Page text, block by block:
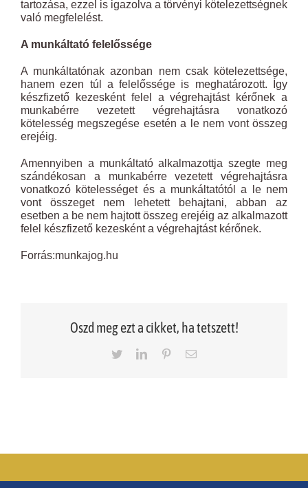
tartozása, ezzel is igazolva a törvényi kötelezettségnek
való megfelelést.
A munkáltató felelőssége
A munkáltatónak azonban nem csak kötelezettsége,
hanem ezen túl a felelőssége is meghatározott. Így
készfizető kezesként felel a végrehajtást kérőnek a
munkabérre vezetett végrehajtásra vonatkozó
kötelesség megszegése esetén a le nem vont összeg
erejéig.
Amennyiben a munkáltató alkalmazottja szegte meg
szándékosan a munkabérre vezetett végrehajtásra
vonatkozó kötelességet és a munkáltatótól a le nem
vont összeget nem lehetett behajtani, abban az
esetben a be nem hajtott összeg erejéig az alkalmazott
felel készfizető kezesként a végrehajtást kérőnek.
Forrás:munkajog.hu
Oszd meg ezt a cikket, ha tetszett!
TwitterLinkedInPinterestEmail